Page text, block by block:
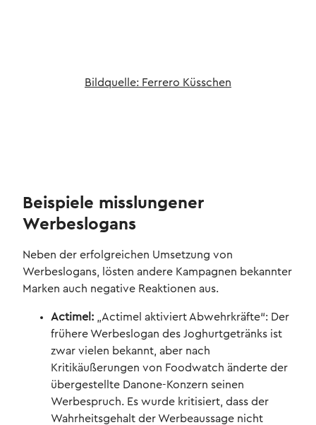
Bildquelle: Ferrero Küsschen
Beispiele misslungener
Werbeslogans
Neben der erfolgreichen Umsetzung von
Werbeslogans, lösten andere Kampagnen bekannter
Marken auch negative Reaktionen aus.
Actimel: „Actimel aktiviert Abwehrkräfte“: Der
frühere Werbeslogan des Joghurtgetränks ist
zwar vielen bekannt, aber nach
Kritikäußerungen von Foodwatch änderte der
übergestellte Danone-Konzern seinen
Werbespruch. Es wurde kritisiert, dass der
Wahrheitsgehalt der Werbeaussage nicht